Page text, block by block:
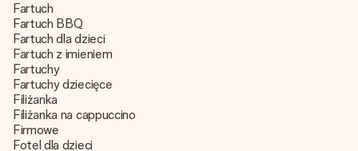
Fartuch
Fartuch BBQ
Fartuch dla dzieci
Fartuch z imieniem
Fartuchy
Fartuchy dziecięce
Filiżanka
Filiżanka na cappuccino
Firmowe
Fotel dla dzieci